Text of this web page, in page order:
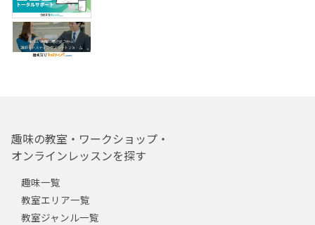
趣味の教室・ワークショップ・
オンラインレッスンを探す
趣味一覧
教室エリア一覧
教室ジャンル一覧